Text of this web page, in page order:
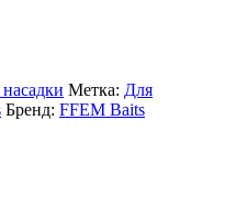
Метка: Для
Бренд: FFEM Baits